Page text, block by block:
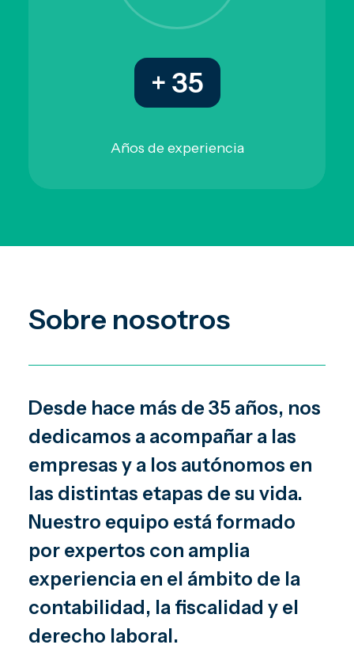
+ 35
Años de experiencia
Sobre nosotros
Desde hace más de 35 años, nos
dedicamos a acompañar a las
empresas y a los autónomos en
las distintas etapas de su vida.
Nuestro equipo está formado
por expertos con amplia
experiencia en el ámbito de la
contabilidad, la fiscalidad y el
derecho laboral.